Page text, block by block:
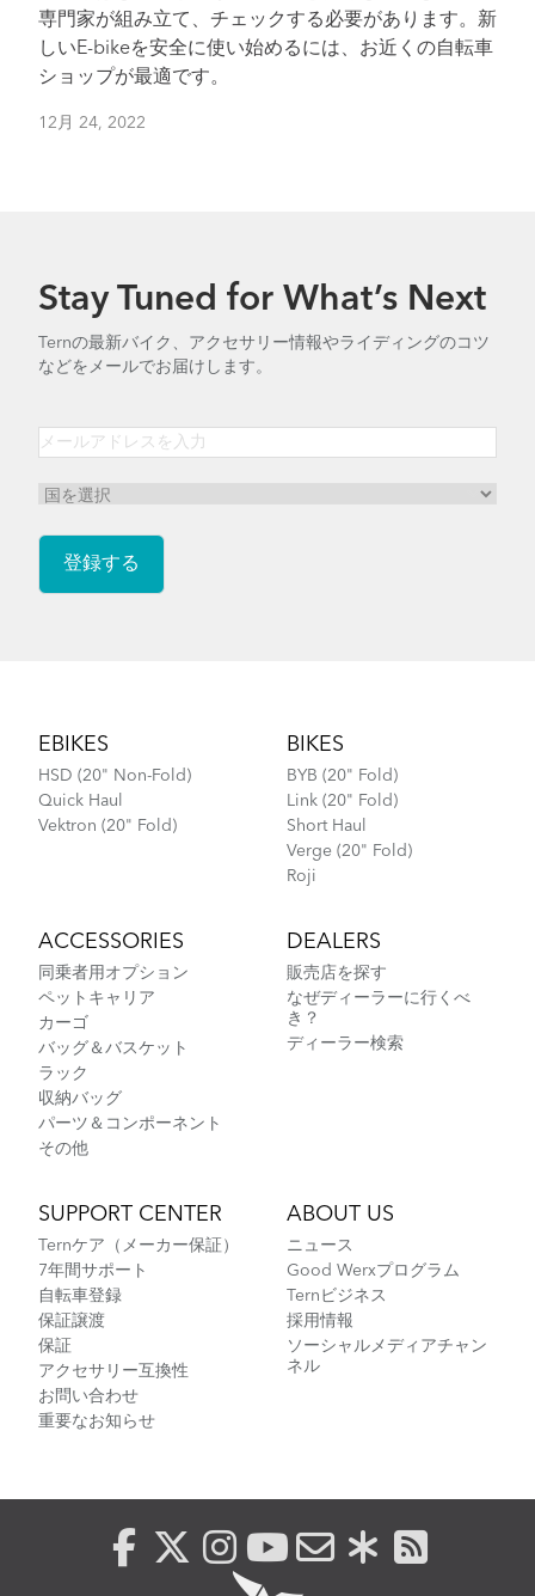
専門家が組み立て、チェックする必要があります。新
しいE-bikeを安全に使い始めるには、お近くの自転車
ショップが最適です。
12月 24, 2022
Stay Tuned for What’s Next
Ternの最新バイク、アクセサリー情報やライディングのコツ
などをメールでお届けします。
EBIKES
HSD (20" Non-Fold)
Quick Haul
Vektron (20" Fold)
BIKES
BYB (20" Fold)
Link (20" Fold)
Short Haul
Verge (20" Fold)
Roji
ACCESSORIES
同乗者用オプション
ペットキャリア
カーゴ
バッグ＆バスケット
ラック
収納バッグ
パーツ＆コンポーネント
その他
DEALERS
販売店を探す
なぜディーラーに行くべ
き？
ディーラー検索
SUPPORT CENTER
Ternケア（メーカー保証）
7年間サポート
自転車登録
保証譲渡
保証
アクセサリー互換性
お問い合わせ
重要なお知らせ
ABOUT US
ニュース
Good Werxプログラム
Ternビジネス
採用情報
ソーシャルメディアチャン
ネル